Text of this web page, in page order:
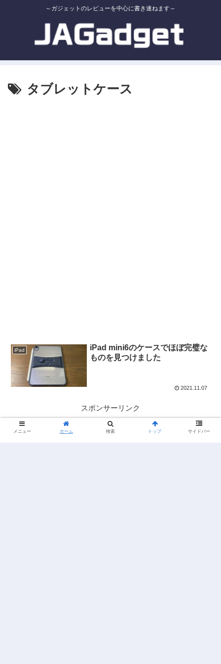
～ガジェットのレビューを中心に書き連ねます～
タブレットケース
iPad
iPad mini6のケースでほぼ完璧な
ものを見つけました
2021.11.07
スポンサーリンク
メニュー ホーム 検索 トップ サイドバー